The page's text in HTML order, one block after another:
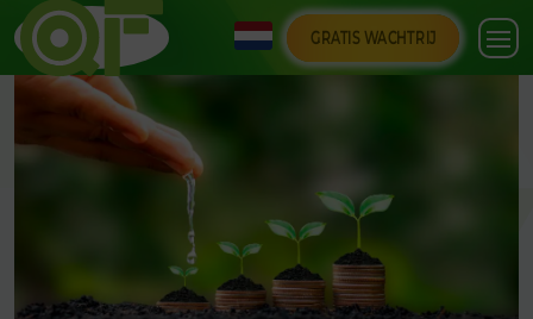
GRATIS WACHTRIJ